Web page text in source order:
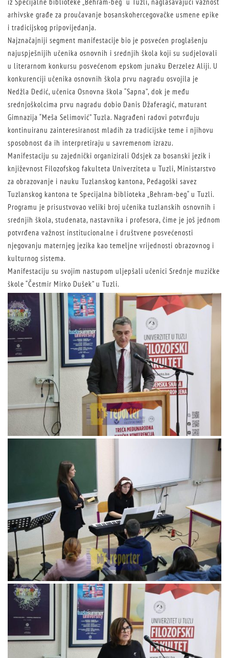
iz Specijalne biblioteke „Behram-beg“ u Tuzli, naglašavajući važnost
arhivske građe za proučavanje bosanskohercegovačke usmene epike
i tradicijskog pripovijedanja.
Najznačajniji segment manifestacije bio je posvećen proglašenju
najuspješnijih učenika osnovnih i srednjih škola koji su sudjelovali
u literarnom konkursu posvećenom epskom junaku Đerzelez Aliji. U
konkurenciji učenika osnovnih škola prvu nagradu osvojila je
Nedžla Dedić, učenica Osnovna škola “Sapna”, dok je među
srednjoškolcima prvu nagradu dobio Danis Džaferagić, maturant
Gimnazija “Meša Selimović” Tuzla. Nagrađeni radovi potvrđuju
kontinuiranu zainteresiranost mladih za tradicijske teme i njihovu
sposobnost da ih interpretiraju u savremenom izrazu.
Manifestaciju su zajednički organizirali Odsjek za bosanski jezik i
književnost Filozofskog fakulteta Univerziteta u Tuzli, Ministarstvo
za obrazovanje i nauku Tuzlanskog kantona, Pedagoški savez
Tuzlanskog kantona te Specijalna biblioteka „Behram-beg“ u Tuzli.
Programu je prisustvovao veliki broj učenika tuzlanskih osnovnih i
srednjih škola, studenata, nastavnika i profesora, čime je još jednom
potvrđena važnost institucionalne i društvene posvećenosti
njegovanju maternjeg jezika kao temeljne vrijednosti obrazovnog i
kulturnog sistema.
Manifestaciju su svojim nastupom uljepšali učenici Srednje muzičke
škole “Čestmir Mirko Dušek” u Tuzli.